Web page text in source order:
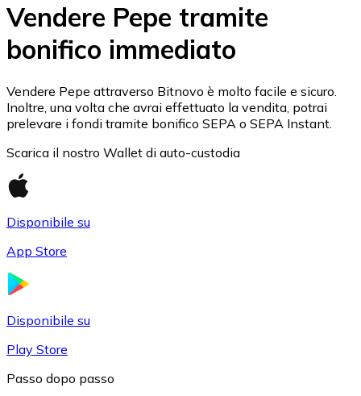
Ethereum
ETH
USDC
Vendere Pepe tramite
bonifico immediato
Vendere Pepe attraverso Bitnovo è molto facile e sicuro.
Inoltre, una volta che avrai effettuato la vendita, potrai
prelevare i fondi tramite bonifico SEPA o SEPA Instant.
Scarica il nostro Wallet di auto-custodia
Disponibile su
App Store
Disponibile su
Play Store
Passo dopo passo